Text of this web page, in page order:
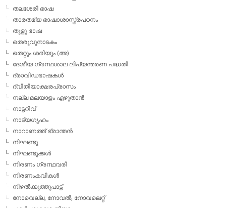
തലശേരി ഭാഷ
താരതമ്യ ഭാഷാശാസ്ത്രപഠനം
തുളു ഭാഷ
തെരുവുനാടകം
തെറ്റും ശരിയും (അ)
ദേശീയ ഗ്രന്ഥശാല ലിപ്യന്തരണ പദ്ധതി
ദ്രാവിഡഭാഷകള്‍
ദ്വിതീയാക്ഷരപ്രാസം
നല്ല മലയാളം എഴുതാന്‍
നാട്ടറിവ്
നാട്യഗൃഹം
നാറാണത്ത് ഭ്രാന്തന്‍
നിഘണ്ടു
നിഘണ്ടുക്കള്‍
നിരണം ഗ്രന്ഥവരി
നിരണംകവികള്‍
നിഴല്‍ക്കുത്തുപാട്ട്
നോവെല്ല, നോവല്‍, നോവലെറ്റ്